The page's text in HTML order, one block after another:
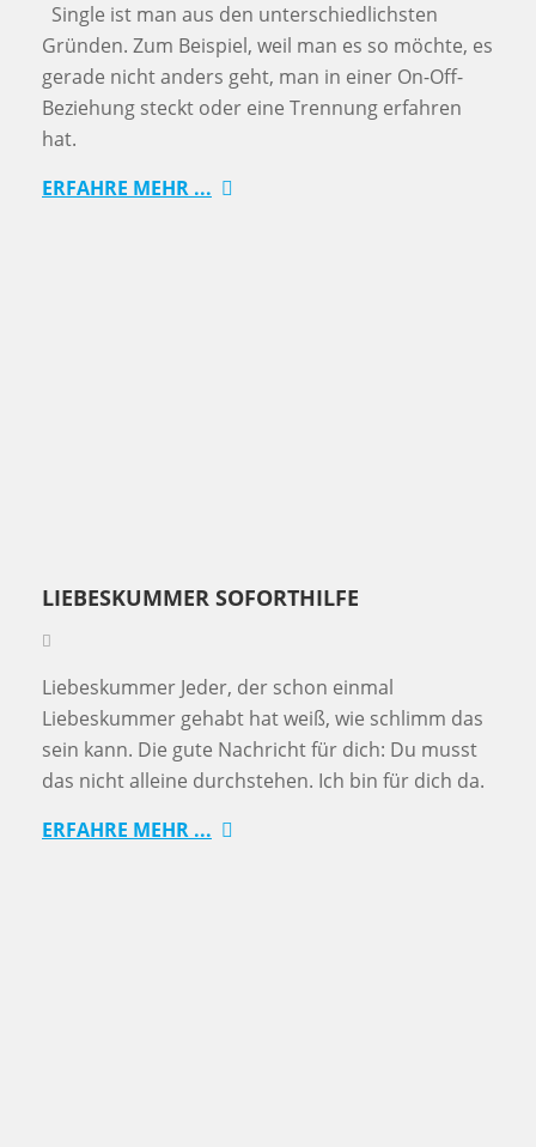
Single ist man aus den unterschiedlichsten
Gründen. Zum Beispiel, weil man es so möchte, es
gerade nicht anders geht, man in einer On-Off-
Beziehung steckt oder eine Trennung erfahren
hat.
ERFAHRE MEHR ...
LIEBESKUMMER SOFORTHILFE
Liebeskummer Jeder, der schon einmal
Liebeskummer gehabt hat weiß, wie schlimm das
sein kann. Die gute Nachricht für dich: Du musst
das nicht alleine durchstehen. Ich bin für dich da.
ERFAHRE MEHR ...